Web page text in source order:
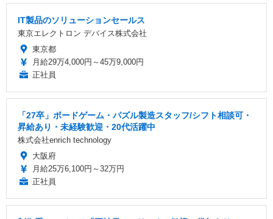
IT製品のソリューションセールス
東京エレクトロン デバイス株式会社
東京都
月給29万4,000円～45万9,000円
正社員
「27卒」ボードゲーム・パズル製造スタッフ/シフト相談可・
昇給あり・未経験歓迎・20代活躍中
株式会社enrich technology
大阪府
月給25万6,100円～32万円
正社員